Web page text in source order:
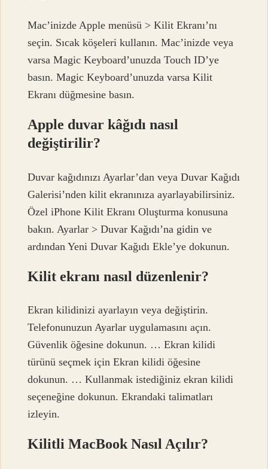
Mac’inizde Apple menüsü > Kilit Ekranı’nı
seçin. Sıcak köşeleri kullanın. Mac’inizde veya
varsa Magic Keyboard’unuzda Touch ID’ye
basın. Magic Keyboard’unuzda varsa Kilit
Ekranı düğmesine basın.
Apple duvar kâğıdı nasıl
değiştirilir?
Duvar kağıdınızı Ayarlar’dan veya Duvar Kağıdı
Galerisi’nden kilit ekranınıza ayarlayabilirsiniz.
Özel iPhone Kilit Ekranı Oluşturma konusuna
bakın. Ayarlar > Duvar Kağıdı’na gidin ve
ardından Yeni Duvar Kağıdı Ekle’ye dokunun.
Kilit ekranı nasıl düzenlenir?
Ekran kilidinizi ayarlayın veya değiştirin.
Telefonunuzun Ayarlar uygulamasını açın.
Güvenlik öğesine dokunun. … Ekran kilidi
türünü seçmek için Ekran kilidi öğesine
dokunun. … Kullanmak istediğiniz ekran kilidi
seçeneğine dokunun. Ekrandaki talimatları
izleyin.
Kilitli MacBook Nasıl Açılır?